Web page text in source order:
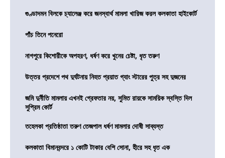
গুণ্ডাদমন বিলকে চ্যালেঞ্জ করে জনস্বার্থ মামলা খারিজ করল কলকাতা হাইকোর্ট
পাঁচ তিনে পনেরো
নাগপুরে কিশোরীকে অপহরণ, ধর্ষণ করে খুনের চেষ্টা, ধৃত তরুণ
উত্তর প্রদেশে পথ দুর্ঘটনায় নিহত প্রয়াত গ্যাং স্টারের পুত্র সহ দুজনের
জমি দুর্নীতি মামলায় এখনই গ্রেফতার নয়, সুমিত রায়কে সাময়িক স্বস্তি দিল
সুপ্রিম কোর্ট
তহেলকা প্রতিষ্ঠাতা তরুণ তেজপাল ধর্ষণ মামলার দোষী সাব্যস্ত
কলকাতা বিমানবন্দরে ১ কোটি টাকার বেশি সোনা, হীরে সহ ধৃত এক